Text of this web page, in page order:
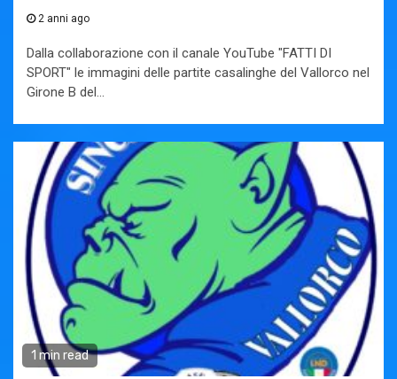
2 anni ago
Dalla collaborazione con il canale YouTube "FATTI DI
SPORT" le immagini delle partite casalinghe del Vallorco nel
Girone B del...
1 min read